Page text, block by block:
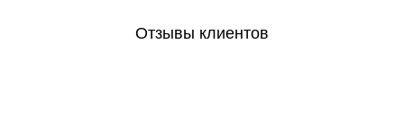
Отзывы клиентов